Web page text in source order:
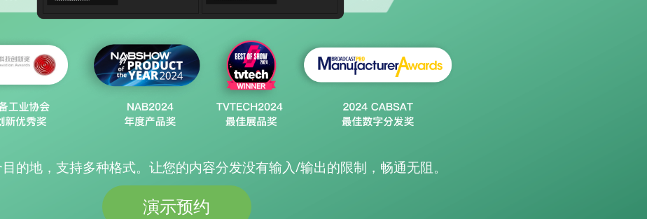
TVU Remote Commentator
的地，支持多种格式。让您的内容分发没有输入/输出的限制，畅通无阻。
演示预约